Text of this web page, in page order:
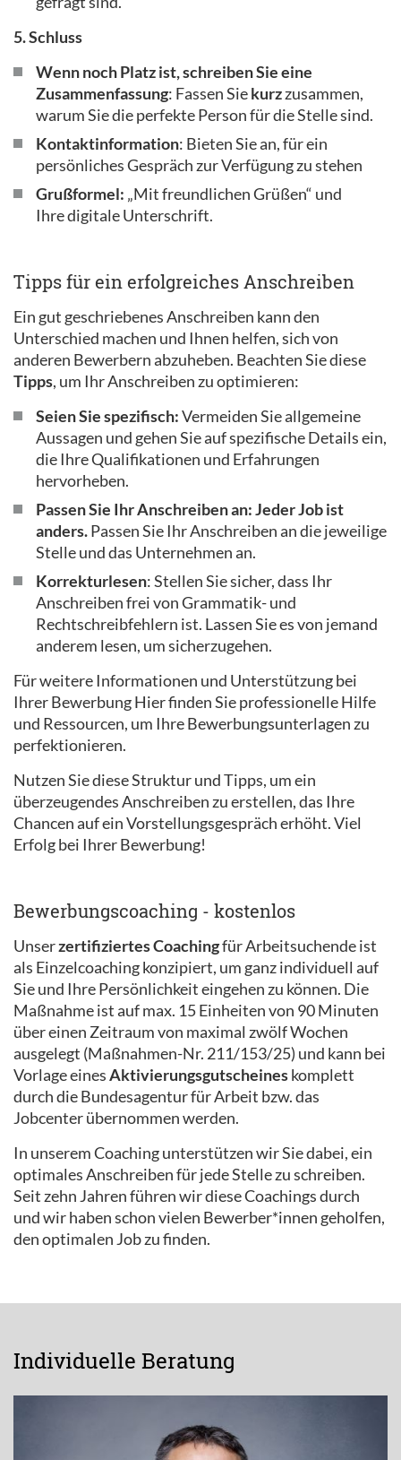
5. Schluss
Wenn noch Platz ist, schreiben Sie eine
Zusammenfassung: Fassen Siekurzzusammen,
warum Sie die perfekte Person für die Stelle sind.
Kontaktinformation: Bieten Sie an, für ein
persönliches Gespräch zur Verfügung zu stehen
Grußformel: „Mit freundlichen Grüßen“ und
Ihre digitale Unterschrift.
Tipps für ein erfolgreiches Anschreiben
Ein gut geschriebenes Anschreiben kann den
Unterschied machen und Ihnen helfen, sich von
anderen Bewerbern abzuheben. Beachten Sie diese
Tipps, um Ihr Anschreiben zu optimieren:
Seien Sie spezifisch:Vermeiden Sie allgemeine
Aussagen und gehen Sie auf spezifische Details ein,
die Ihre Qualifikationen und Erfahrungen
hervorheben.
Passen Sie Ihr Anschreiben an: Jeder Job ist
anders.Passen Sie Ihr Anschreiben an die jeweilige
Stelle und das Unternehmen an.
Korrekturlesen: Stellen Sie sicher, dass Ihr
Anschreiben frei von Grammatik- und
Rechtschreibfehlern ist. Lassen Sie es von jemand
anderem lesen, um sicherzugehen.
Für weitere Informationen und Unterstützung bei
Ihrer Bewerbung Hier finden Sie professionelle Hilfe
und Ressourcen, um Ihre Bewerbungsunterlagen zu
perfektionieren.
Nutzen Sie diese Struktur und Tipps, um ein
überzeugendes Anschreiben zu erstellen, das Ihre
Chancen auf ein Vorstellungsgespräch erhöht. Viel
Erfolg bei Ihrer Bewerbung!
Bewerbungscoaching - kostenlos
Unserzertifiziertes Coachingfür Arbeitsuchende ist
als Einzelcoaching konzipiert, um ganz individuell auf
Sie und Ihre Persönlichkeit eingehen zu können. Die
Maßnahme ist auf max. 15 Einheiten von 90 Minuten
über einen Zeitraum von maximal zwölf Wochen
ausgelegt (Maßnahmen-Nr. 211/153/25) und kann bei
Vorlage einesAktivierungsgutscheineskomplett
durch die Bundesagentur für Arbeit bzw. das
Jobcenter übernommen werden.
In unserem Coaching unterstützen wir Sie dabei, ein
optimales Anschreiben für jede Stelle zu schreiben.
Seit zehn Jahren führen wir diese Coachings durch
und wir haben schon vielen Bewerber*innen geholfen,
den optimalen Job zu finden.
Individuelle Beratung